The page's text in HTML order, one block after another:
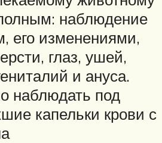
наблюдение
его изменениями,
глаз, ушей,
и ануса.
наблюдать под
капельки крови с